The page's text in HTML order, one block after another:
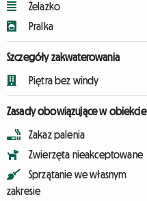
Żelazko
Pralka
Szczegóły zakwaterowania
Piętra bez windy
Zasady obowiązujące w obiekcie
Zakaz palenia
Zwierzęta nieakceptowane
Sprzątanie we własnym
zakresie